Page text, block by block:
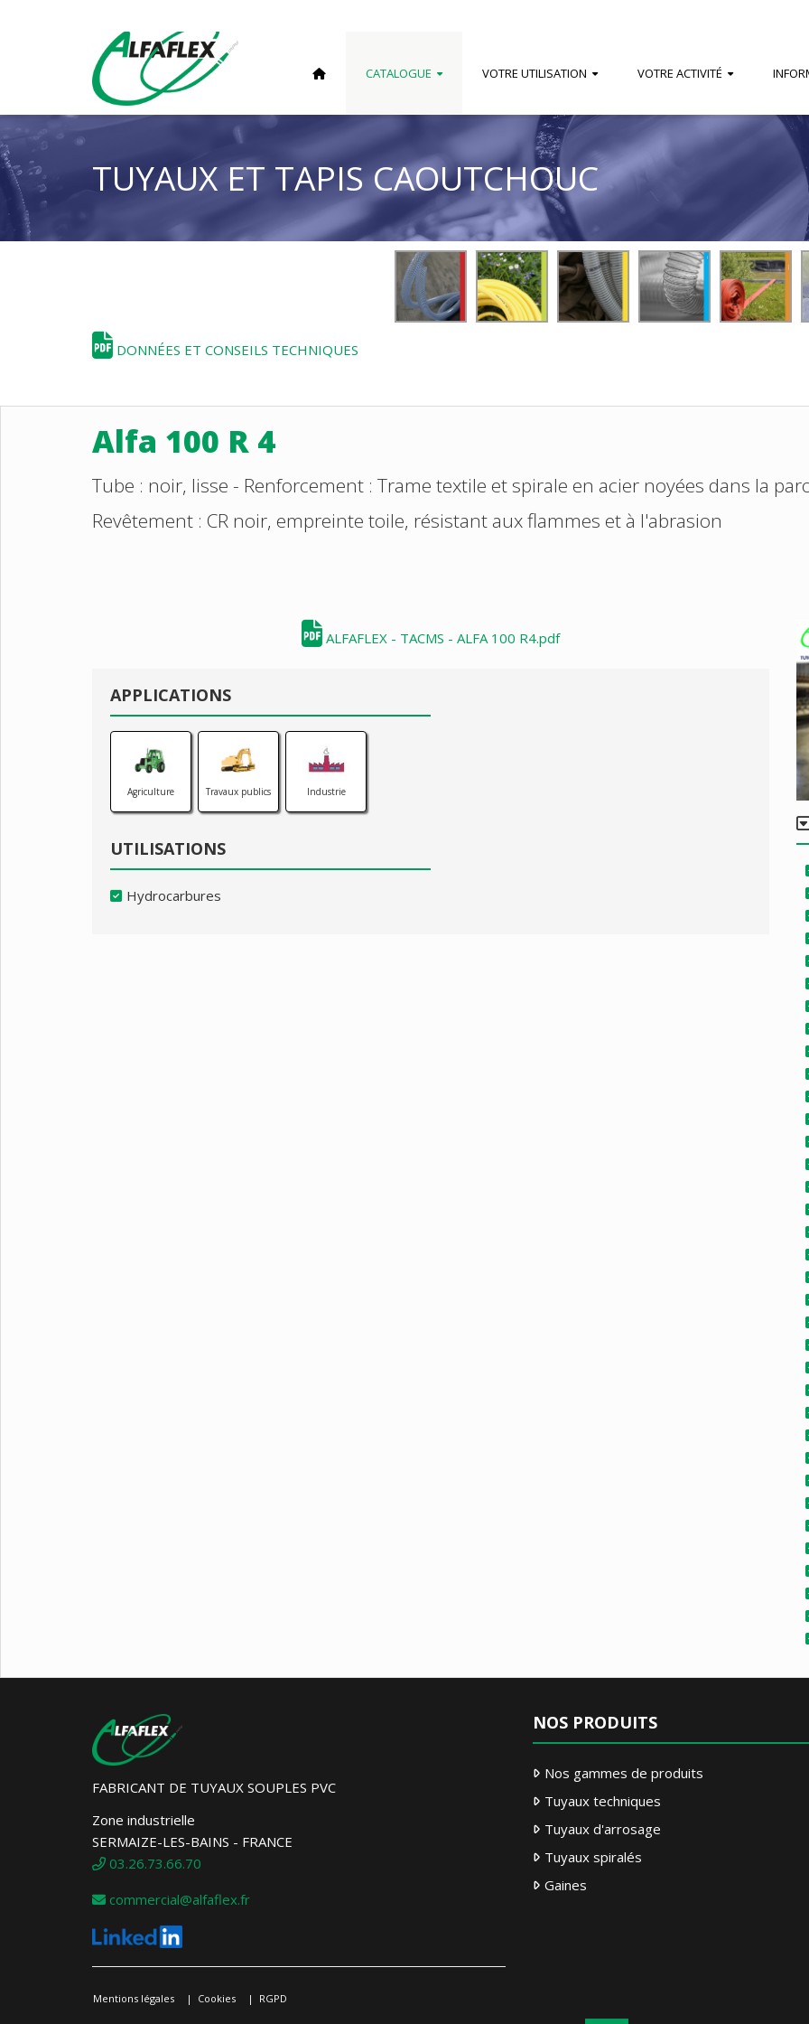
CATALOGUE VOTRE UTILISATION VOTRE ACTIVITÉ
TUYAUX ET TAPIS CAOUTCHOUC
DONNÉES ET CONSEILS TECHNIQUES
Alfa 100 R 4
Tube : noir, lisse - Renforcement : Trame textile et spirale en acier noyées dans la
Revêtement : CR noir, empreinte toile, résistant aux flammes et à l'abrasion
ALFAFLEX - TACMS - ALFA 100 R4.pdf
APPLICATIONS
Agriculture Travaux publics Industrie
UTILISATIONS
Hydrocarbures
FABRICANT DE TUYAUX SOUPLES PVC
Zone industrielle
SERMAIZE-LES-BAINS - FRANCE
03.26.73.66.70
commercial@alfaflex.fr
Mentions légales Cookies RGPD
NOS PRODUITS
Nos gammes de produits
Tuyaux techniques
Tuyaux d'arrosage
Tuyaux spiralés
Gaines